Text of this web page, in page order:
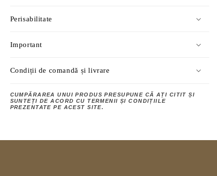
Perisabilitate
Important
Condiții de comandă și livrare
CUMPĂRAREA UNUI PRODUS PRESUPUNE CĂ AȚI CITIT ȘI
SUNTEȚI DE ACORD CU TERMENII ȘI CONDIȚIILE
PREZENTATE PE ACEST SITE.